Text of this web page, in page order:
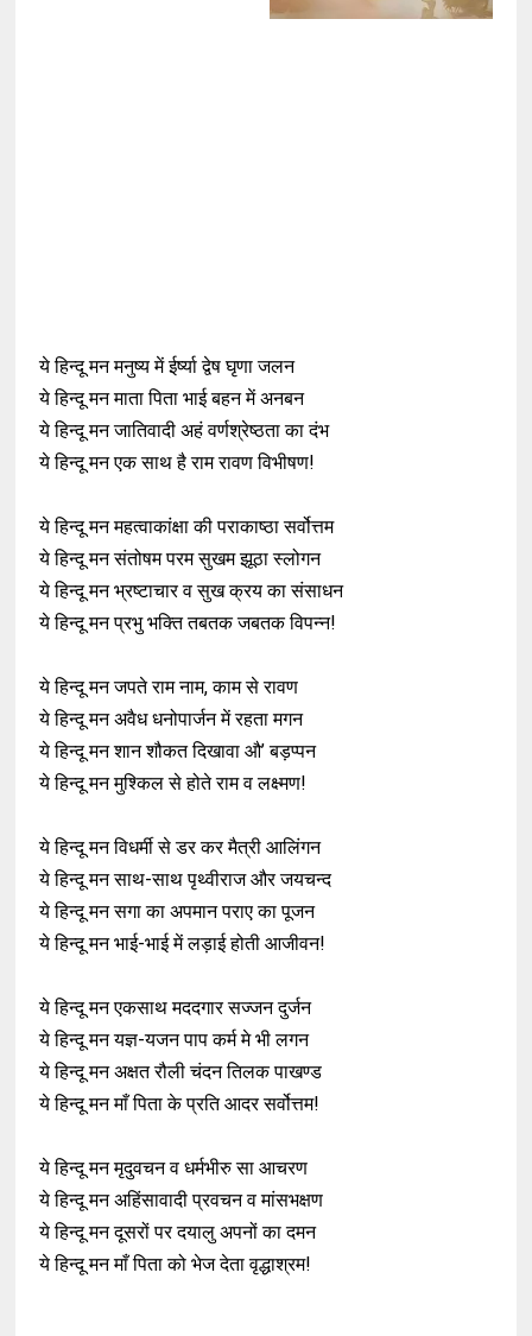
ये हिन्दू मन मनुष्य में ईर्ष्या द्वेष घृणा जलन
ये हिन्दू मन माता पिता भाई बहन में अनबन
ये हिन्दू मन जातिवादी अहं वर्णश्रेष्ठता का दंभ
ये हिन्दू मन एक साथ है राम रावण विभीषण!
ये हिन्दू मन महत्वाकांक्षा की पराकाष्ठा सर्वोत्तम
ये हिन्दू मन संतोषम परम सुखम झूठा स्लोगन
ये हिन्दू मन भ्रष्टाचार व सुख क्रय का संसाधन
ये हिन्दू मन प्रभु भक्ति तबतक जबतक विपन्न!
ये हिन्दू मन जपते राम नाम, काम से रावण
ये हिन्दू मन अवैध धनोपार्जन में रहता मगन
ये हिन्दू मन शान शौकत दिखावा औ’ बड़प्पन
ये हिन्दू मन मुश्किल से होते राम व लक्ष्मण!
ये हिन्दू मन विधर्मी से डर कर मैत्री आलिंगन
ये हिन्दू मन साथ-साथ पृथ्वीराज और जयचन्द
ये हिन्दू मन सगा का अपमान पराए का पूजन
ये हिन्दू मन भाई-भाई में लड़ाई होती आजीवन!
ये हिन्दू मन एकसाथ मददगार सज्जन दुर्जन
ये हिन्दू मन यज्ञ-यजन पाप कर्म मे भी लगन
ये हिन्दू मन अक्षत रौली चंदन तिलक पाखण्ड
ये हिन्दू मन माँ पिता के प्रति आदर सर्वोत्तम!
ये हिन्दू मन मृदुवचन व धर्मभीरु सा आचरण
ये हिन्दू मन अहिंसावादी प्रवचन व मांसभक्षण
ये हिन्दू मन दूसरों पर दयालु अपनों का दमन
ये हिन्दू मन माँ पिता को भेज देता वृद्धाश्रम!